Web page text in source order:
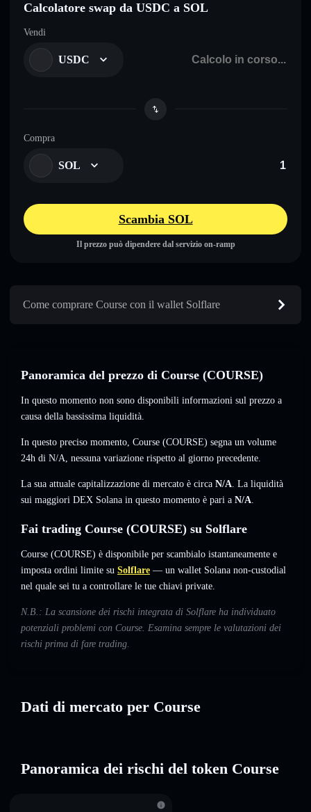
Calcolatore swap da USDC a SOL
Vendi
USDC
Compra
SOL
Scambia SOL
Il prezzo può dipendere dal servizio on-ramp
Come comprare Course con il wallet Solflare
Panoramica del prezzo di Course (COURSE)
In questo momento non sono disponibili informazioni sul prezzo a
causa della bassissima liquidità.
In questo preciso momento, Course (COURSE) segna un volume
24h di N/A, nessuna variazione rispetto al giorno precedente.
La sua attuale capitalizzazione di mercato è circa N/A. La liquidità
sui maggiori DEX Solana in questo momento è pari a N/A.
Fai trading Course (COURSE) su Solflare
Course (COURSE) è disponibile per scambialo istantaneamente e
imposta ordini limite su Solflare — un wallet Solana non-custodial
nel quale sei tu a controllare le tue chiavi private.
N.B.: La scansione dei rischi integrata di Solflare ha individuato
potenziali problemi con Course. Esamina sempre le valutazioni dei
rischi prima di fare trading.
Dati di mercato per Course
Panoramica dei rischi del token Course